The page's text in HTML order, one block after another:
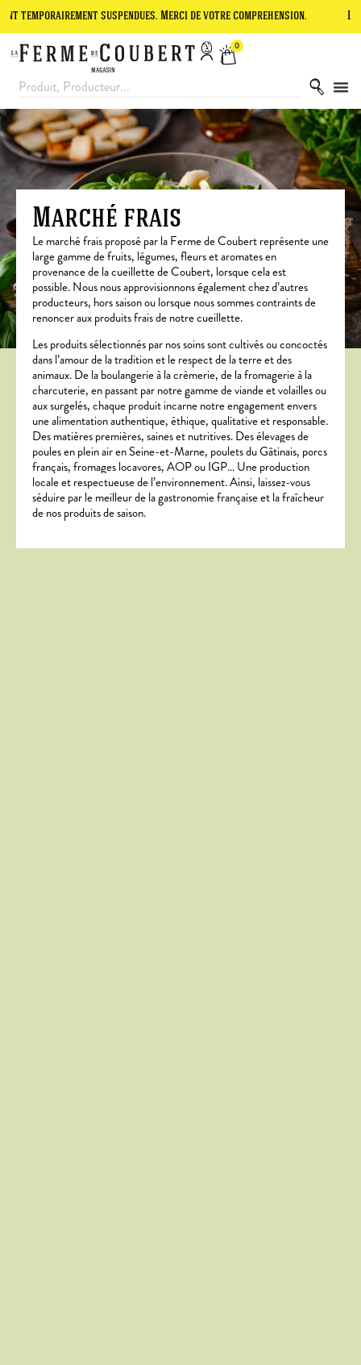
suspendues. Merci de votre compréhension. Le site est en
0
Marché frais
Le marché frais proposé par la Ferme de Coubert représente une
large gamme de fruits, légumes, fleurs et aromates en
provenance de la cueillette de Coubert, lorsque cela est
possible.Nous nous approvisionnons également chez d’autres
producteurs, hors saison ou lorsque nous sommes contraints de
renoncer aux produits frais de notre cueillette.
Les produits sélectionnés par nos soins sont cultivés ou concoctés
dans l’amour de la tradition et le respect de la terre et des
animaux.De la boulangerie à la crèmerie, de la fromagerie à la
charcuterie, en passant par notre gamme de viande et volailles ou
aux surgelés, chaque produit incarne notre engagement envers
une alimentation authentique, éthique, qualitative et responsable.
Des matières premières, saines et nutritives.Des élevages de
poules en plein air en Seine-et-Marne, poulets du Gâtinais, porcs
français, fromages locavores, AOP ou IGP…Une production
locale et respectueuse de l’environnement.Ainsi, laissez-vous
séduire par le meilleur de la gastronomie française et la fraîcheur
de nos produits de saison.